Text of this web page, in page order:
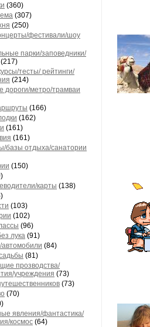
(360)
(307)
(250)
фестивали/шоу
парки/заповедники/
(217)
тесты/ рейтинги/
(214)
дороги/метро/трамваи
(166)
(162)
(161)
(161)
базы отдыха/санатории
(150)
карты (138)
(103)
(102)
(96)
лука (91)
(84)
(81)
прозводства/
учреждения (73)
(73)
(70)
явления/фантастика/
космос (64)